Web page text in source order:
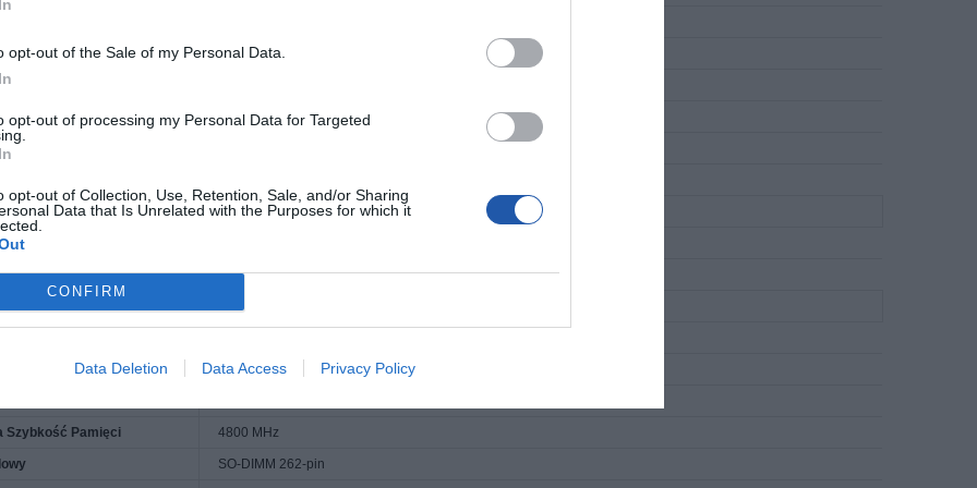
opt-out of the Sale of my Personal Data.
opt-out of processing my Personal Data for Targeted
opt-out of Collection, Use, Retention, Sale, and/or Sharing
Data that Is Unrelated with the Purposes for which it
CONFIRM
Data Deletion Data Access Privacy Policy
5.2 GHz
1
na procesor 24 MB
DDR5 SDRAM
Szybkość Pamięci 4800 MHz
SO-DIMM 262-pin